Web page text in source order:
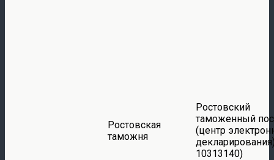
Ростовская
таможня
Ростовский
таможенный
(центр
10313140)